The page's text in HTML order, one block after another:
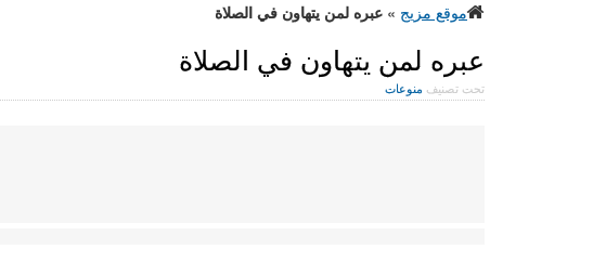
موقع مزيج » عبره لمن يتهاون في الصلاة
عبره لمن يتهاون في الصلاة
تحت تصنيف منوعات